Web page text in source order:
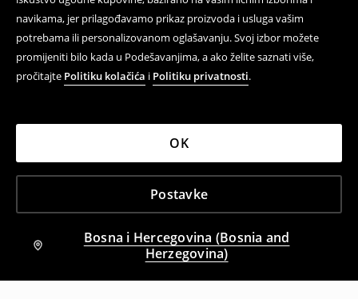
navikama, jer prilagođavamo prikaz proizvoda i usluga vašim
potrebama ili personalizovanom oglašavanju. Svoj izbor možete
promijeniti bilo kada u Podešavanjima, a ako želite saznati više,
pročitajte Politiku kolačića i Politiku privatnosti.
Postavke
OK
Bosna i Hercegovina (Bosnia and
Herzegovina)